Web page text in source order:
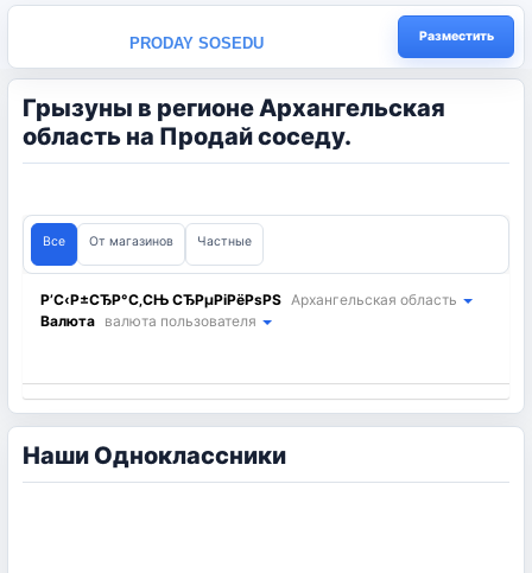
PRODAY SOSEDU Разместить
Грызуны в регионе Архангельская
область на Продай соседу.
Все От магазинов Частные
Р’С‹Р±СЂР°С‚СЊ СЂРµРіРёРѕРЅ Архангельская область
Валюта валюта пользователя
Наши Одноклассники